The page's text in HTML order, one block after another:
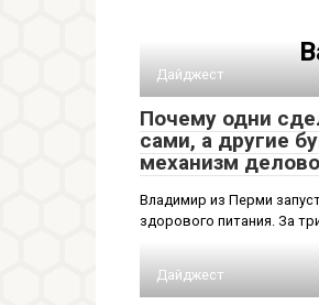
Дайджест
Почему одни
сами, а другие
механизм
Владимир из Перми
здорового питания. За
Дайджест